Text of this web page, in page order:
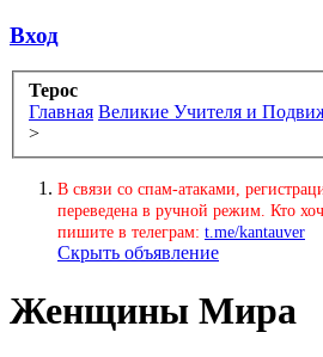
Вход
Терос
Главная Великие Учителя и
>
В связи со спам-атаками,
переведена в ручной режим. Кто
пишите в телеграм: t.me/kantauver
Скрыть объявление
Женщины Мира